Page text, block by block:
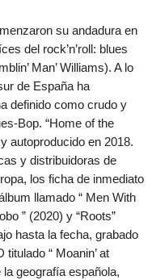
su andadura en
del rock’n’roll: blues
Man’ Williams). A lo
de España ha
definido como crudo y
Bop. “Home of the
autoproducido en 2018.
y distribuidoras de
los ficha de inmediato
llamado “ Men With
” (2020) y “Roots”
hasta la fecha, grabado
“ Moanin’ at
geografía española,